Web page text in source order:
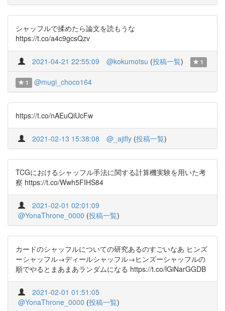
シャッフルで揉めたら論文を読もうな
https://t.co/a4c9gcsQzv
2021-04-21 22:55:09 @kokumotsu (投稿一覧) 1
1 @mugi_choco164
https://t.co/nAEuQiUcFw
2021-02-13 15:38:08 @_ajifly (投稿一覧)
TCGにおけるシャッフル手法に関する計算機実験を用いた考
察 https://t.co/Wwh5FIHS84
2021-02-01 02:01:09
@YonaThrone_0000 (投稿一覧)
カードのシャッフルについての研究あるのすごいなあ ヒンズ
ーシャッフル→ディールシャッフル→ヒンズーシャッフルの
順でやるとまあまあランダムになる https://t.co/lGiNarGGDB
2021-02-01 01:51:05
@YonaThrone_0000 (投稿一覧)